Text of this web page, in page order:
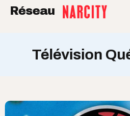
Réseau
Télévision